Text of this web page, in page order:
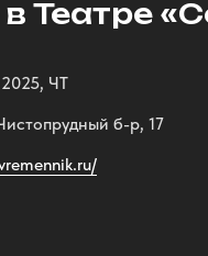
Театре
ЧТ
б-р, 17